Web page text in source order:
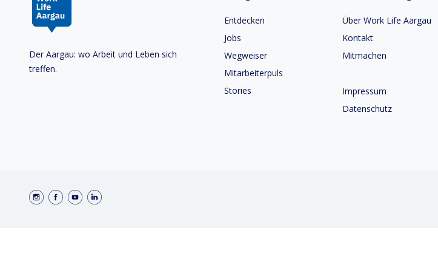
Der Aargau: wo Arbeit und Leben sich
treffen.
Entdecken
Jobs
Wegweiser
Mitarbeiterpuls
Stories
Über Work Life Aargau
Kontakt
Mitmachen
Impressum
Datenschutz